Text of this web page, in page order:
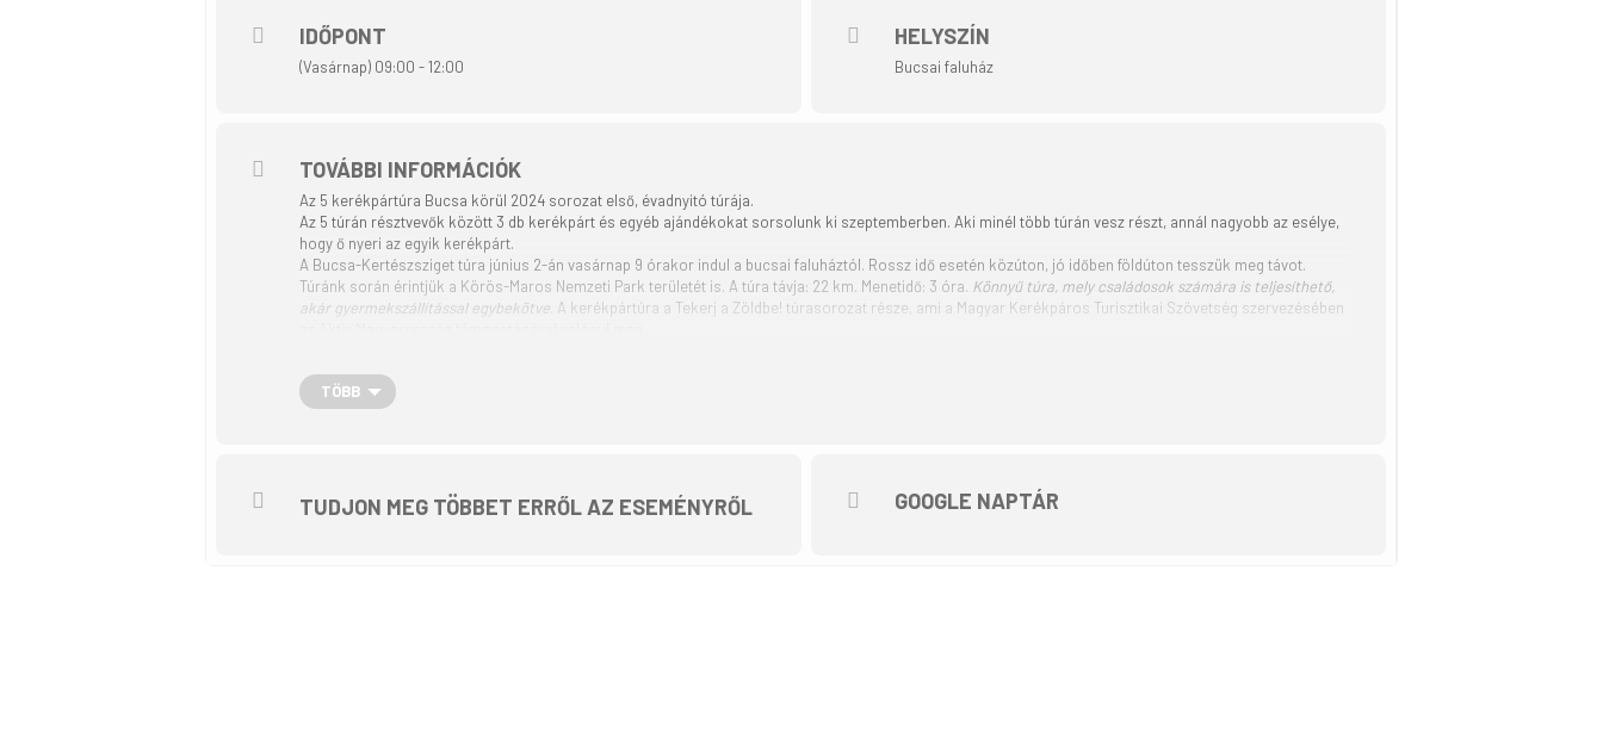
IDŐPONT
(Vasárnap) 09:00 - 12:00
HELYSZÍN
Bucsai faluház
TOVÁBBI INFORMÁCIÓK
Az 5 kerékpártúra Bucsa körül 2024 sorozat első, évadnyitó túrája.
Az 5 túrán résztvevők között 3 db kerékpárt és egyéb ajándékokat sorsolunk ki szeptemberben. Aki minél több túrán vesz részt, annál nagyobb az esélye,
hogy ő nyeri az egyik kerékpárt.
A Bucsa-Kertészsziget túra június 2-án vasárnap 9 órakor indul a bucsai faluháztól. Rossz idő esetén közúton, jó időben földúton tesszük meg távot.
Túránk során érintjük a Körös-Maros Nemzeti Park területét is. A túra távja: 22 km. Menetidő: 3 óra. Könnyű túra, mely családosok számára is teljesíthető,
akár gyermekszállítással egybekötve . A kerékpártúra a Tekerj a Zöldbe! túrasorozat része, ami a Magyar Kerékpáros Turisztikai Szövetség szervezésében
TÖBB
TUDJON MEG TÖBBET ERRŐL AZ ESEMÉNYRŐL GOOGLE NAPTÁR